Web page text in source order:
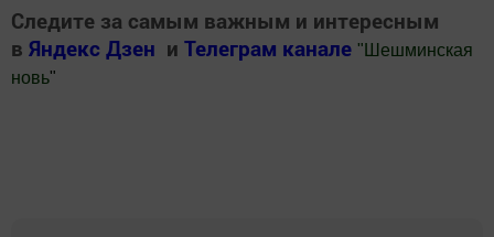
Следите за самым важным и интересным
в Яндекс Дзен и Телеграм канале " Шешминская
новь"